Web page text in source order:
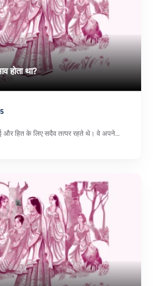
होता था?
और हित के लिए सदैव तत्पर रहते थे। वे अपने…